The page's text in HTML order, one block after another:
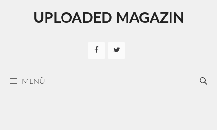
UPLOADED MAGAZIN
MENÜ